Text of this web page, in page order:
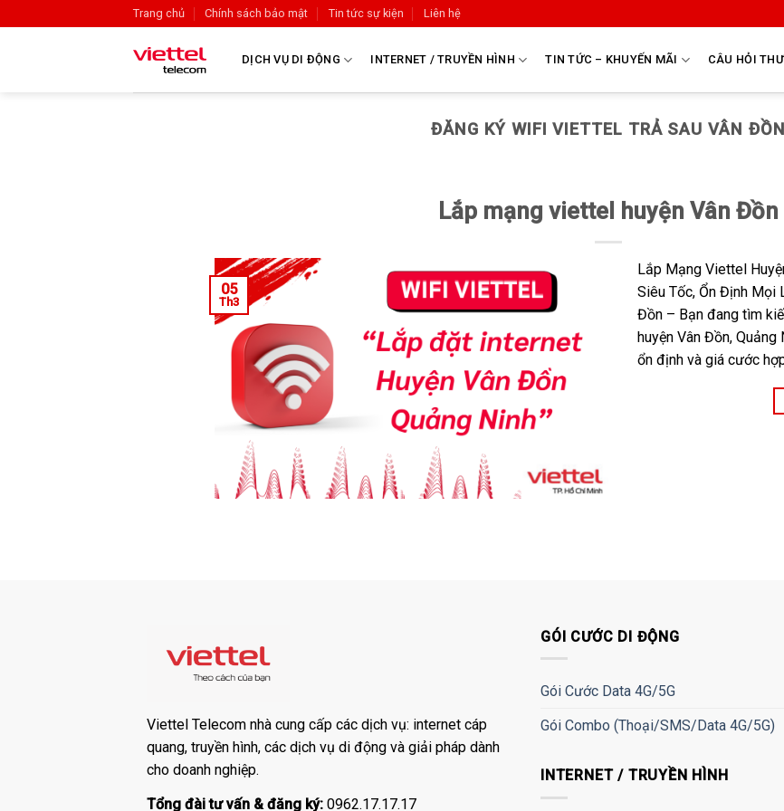
Trang chủ Chính sách bảo mật Tin tức sự kiện Liên hệ
DỊCH VỤ DI ĐỘNG INTERNET / TRUYỀN HÌNH TIN TỨC – KHUYẾN MÃI CÂU HỎI
ĐĂNG KÝ WIFI VIETTEL TRẢ SAU VÂN ĐỒN
Lắp mạng viettel huyện Vân Đồn
05
Th3
Lắp Mạng Viettel
Siêu Tốc, Ổn Định Mọi
Đồn – Bạn đang tìm
huyện Vân Đồn,
ổn định và giá cước
Viettel Telecom nhà cung cấp các dịch vụ: internet cáp
quang, truyền hình, các dịch vụ di động và giải pháp dành
cho doanh nghiệp.
Tổng đài tư vấn & đăng ký: 0962.17.17.17
GÓI CƯỚC DI ĐỘNG
Gói Cước Data 4G/5G
Gói Combo (Thoại/SMS/Data 4G/5G)
INTERNET / TRUYỀN HÌNH